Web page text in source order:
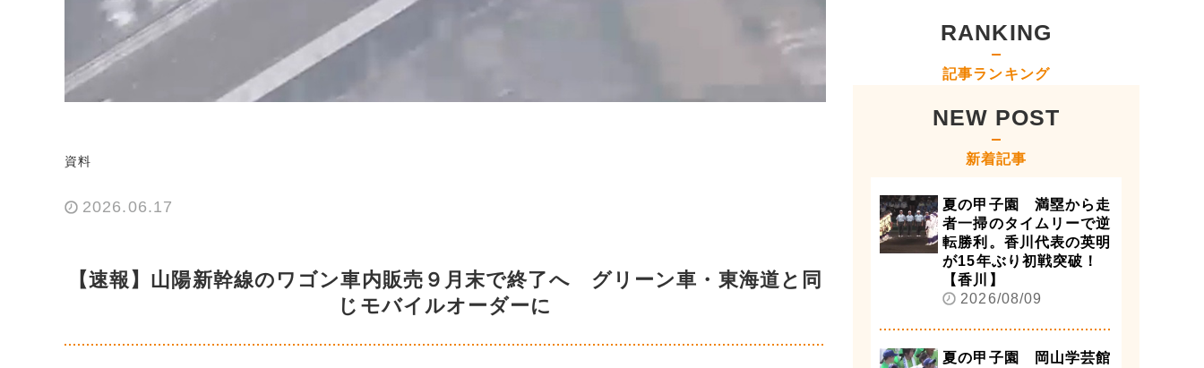
資料
2026.06.17
【速報】山陽新幹線のワゴン車内販売９月末で終了へ グリーン車・東海道と同
じモバイルオーダーに
RANKING
記事ランキング
NEW POST
新着記事
夏の甲子園 満塁から走
者一掃のタイムリーで逆
転勝利。香川代表の英明
が15年ぶり初戦突破！
【香川】
2026/08/09
夏の甲子園 岡山学芸館